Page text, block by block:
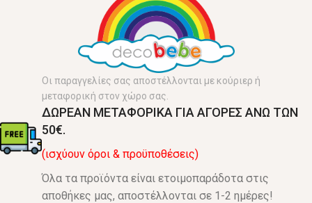
Οι παραγγελίες σας αποστέλλονται με κούριερ ή
μεταφορική στον χώρο σας.
ΔΩΡΕΑΝ ΜΕΤΑΦΟΡΙΚΑ ΓΙΑ ΑΓΟΡΕΣ ΑΝΩ ΤΩΝ
50€.
(ισχύουν όροι & προϋποθέσεις)
Όλα τα προϊόντα είναι ετοιμοπαράδοτα στις
αποθήκες μας, αποστέλλονται σε 1-2 ημέρες!